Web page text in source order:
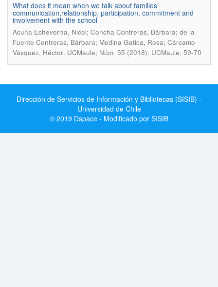
What does it mean when we talk about families’
communication,relationship, participation, commitment and
involvement with the school
Acuña Echeverría, Nicol; Concha Contreras, Bárbara; de la
Fuente Contreras, Bárbara; Medina Gatica, Rosa; Cárcamo
Vásquez, Héctor. UCMaule; Núm. 55 (2018): UCMaule; 59-70
Dirección de Servicios de Información y Bibliotecas (SISIB) -
Universidad de Chile
© 2019 Dspace - Modificado por SISIB